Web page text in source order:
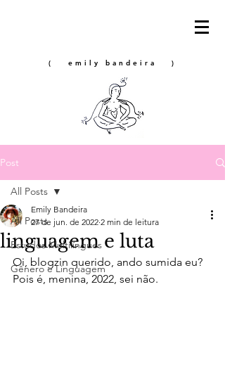
( emily bandeira )
Post
All Posts
Estudos Multilíngues
Gênero e Linguagem
All Posts
linguagem e luta
Emily Bandeira
27 de jun. de 2022 2 min de leitura
Oi, blogzin querido, ando sumida eu?
Pois é, menina, 2022, sei não.